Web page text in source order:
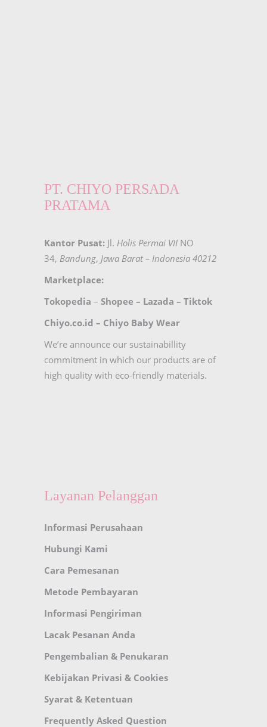
PT. CHIYO PERSADA
PRATAMA
Kantor Pusat: Jl. Holis Permai VII NO
34, Bandung, Jawa Barat – Indonesia 40212
Marketplace:
Tokopedia – Shopee – Lazada – Tiktok
Chiyo.co.id – Chiyo Baby Wear
We’re announce our sustainabillity
commitment in which our products are of
high quality with eco-friendly materials.
Layanan Pelanggan
Informasi Perusahaan
Hubungi Kami
Cara Pemesanan
Metode Pembayaran
Informasi Pengiriman
Lacak Pesanan Anda
Pengembalian & Penukaran
Kebijakan Privasi & Cookies
Syarat & Ketentuan
Frequently Asked Question